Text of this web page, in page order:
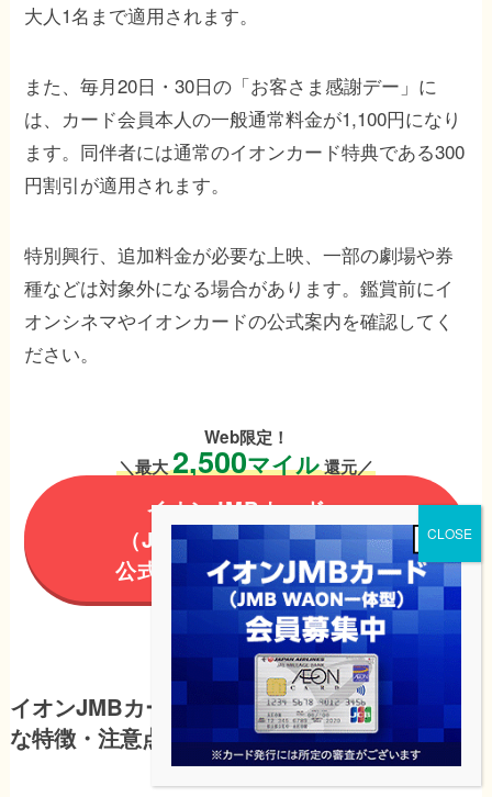
大人1名まで適用されます。
また、毎月20日・30日の「お客さま感謝デー」に
は、カード会員本人の一般通常料金が1,100円になり
ます。同伴者には通常のイオンカード特典である300
円割引が適用されます。
特別興行、追加料金が必要な上映、一部の劇場や券
種などは対象外になる場合があります。鑑賞前にイ
オンシネマやイオンカードの公式案内を確認してく
ださい。
Web限定！
＼最大2,500マイル還元／
イオンJMBカード
（JMB WAON一体型）
公式サイトで詳細を見る
イオンJMBカード（JMB WAON一体型）の主
な特徴・注意点